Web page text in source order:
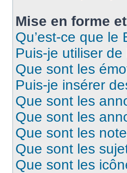
Mise en forme
Qu’est-ce que le
Puis-je utiliser de
Que sont les
Puis-je insérer
Que sont les
Que sont les
Que sont les
Que sont les
Que sont les